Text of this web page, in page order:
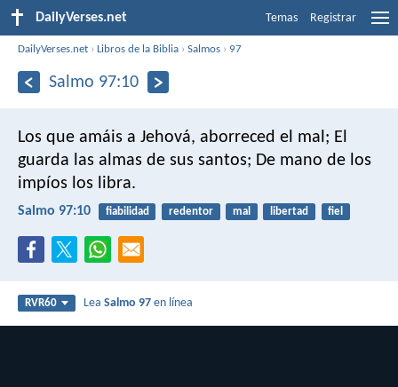
DailyVerses.net Temas Registrar
DailyVerses.net ›Libros de la Biblia ›Salmos › 97
Salmo 97:10
Los que amáis a Jehová, aborreced el mal; El
guarda las almas de sus santos; De mano de los
impíos los libra.
Salmo 97:10 fiabilidad redentor mal libertad fiel
RVR60 LeaSalmo 97 en línea